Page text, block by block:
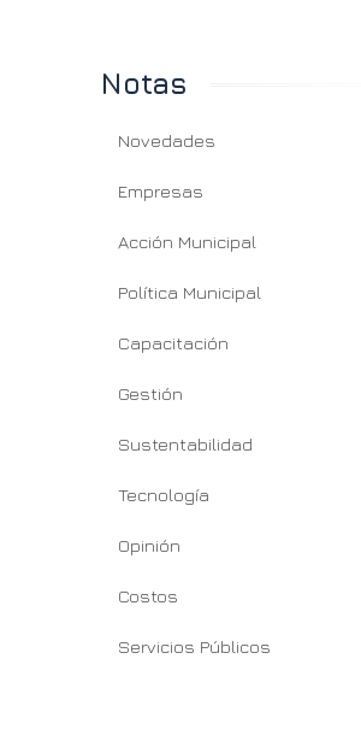
Notas
Novedades
Empresas
Acción Municipal
Política Municipal
Capacitación
Gestión
Sustentabilidad
Tecnología
Opinión
Costos
Servicios Públicos